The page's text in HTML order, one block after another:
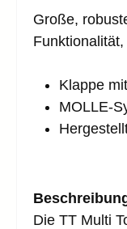
Große,
Klappe
MOLLE-
Die TT Multi